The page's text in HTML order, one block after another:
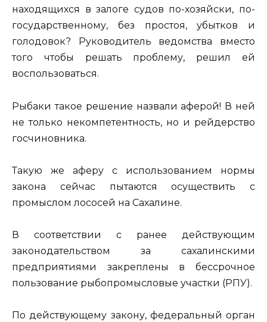
находящихся в залоге судов по-хозяйски, по-
государственному, без простоя, убытков и
голодовок? Руководитель ведомства вместо
того чтобы решать проблему, решил ей
воспользоваться.
Рыбаки такое решение назвали аферой! В ней
не только некомпетентность, но и рейдерство
госчиновника.
Такую же аферу с использованием нормы
закона сейчас пытаются осуществить с
промыслом лососей на Сахалине.
В соответствии с ранее действующим
законодательством за сахалинскими
предприятиями закреплены в бессрочное
пользование рыбопромысловые участки (РПУ).
По действующему закону, федеральный орган